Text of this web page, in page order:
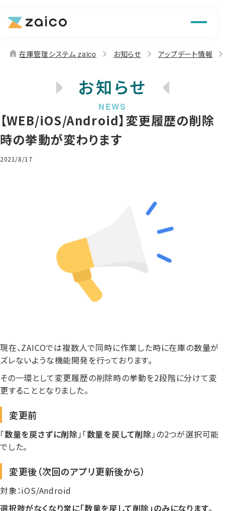
機能
お役立ち情報
home 在庫管理システム zaico お知らせ アップデート情報
お知らせ
【WEB/iOS/Android】変更履歴の削除
時の挙動が変わります
2021/8/17
現在、ZAICOでは複数人で同時に作業した時に在庫の数量が
ズレないような機能開発を行っております。
その一環として変更履歴の削除時の挙動を2段階に分けて変
更することとなりました。
変更前
「数量を戻さずに削除 」「数量を戻して削除 」の2つが選択可能
でした。
変更後（次回のアプリ更新後から）
対象：iOS/Android
選択肢がなくなり常に「数量を戻して削除」のみになります。